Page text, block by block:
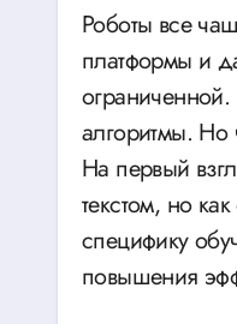
Роботы все чаще выходят за границы лабораторий, выходя на улицы, промышленные
платформы и
алгоритмы. Но
На первый
текстом, но
специфику
повышения